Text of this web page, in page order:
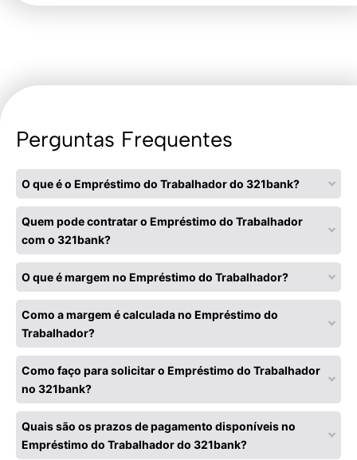
Perguntas Frequentes
O que é o Empréstimo do Trabalhador do 321bank?
Quem pode contratar o Empréstimo do Trabalhador
com o 321bank?
O que é margem no Empréstimo do Trabalhador?
Como a margem é calculada no Empréstimo do
Trabalhador?
Como faço para solicitar o Empréstimo do Trabalhador
no 321bank?
Quais são os prazos de pagamento disponíveis no
Empréstimo do Trabalhador do 321bank?